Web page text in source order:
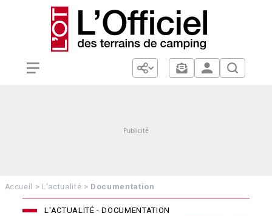
Accueil > L'actualité > Documentation
L'ACTUALITÉ - DOCUMENTATION